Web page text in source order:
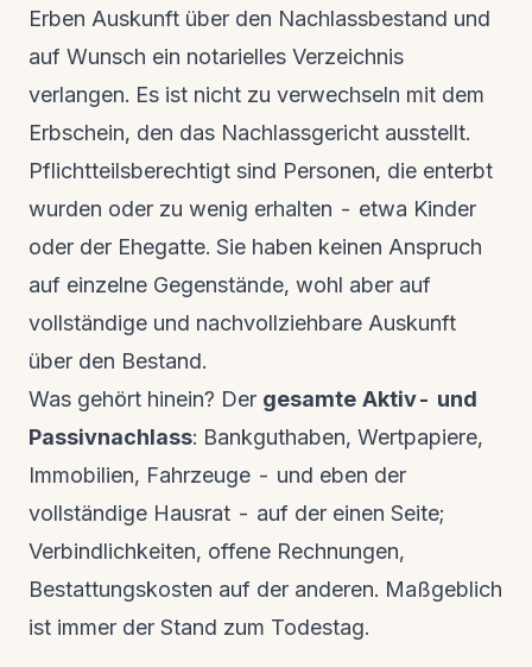
Erben Auskunft über den Nachlassbestand und
auf Wunsch ein notarielles Verzeichnis
verlangen. Es ist nicht zu verwechseln mit dem
Erbschein, den das Nachlassgericht ausstellt.
Pflichtteilsberechtigt sind Personen, die enterbt
wurden oder zu wenig erhalten - etwa Kinder
oder der Ehegatte. Sie haben keinen Anspruch
auf einzelne Gegenstände, wohl aber auf
vollständige und nachvollziehbare Auskunft
über den Bestand.
Was gehört hinein? Der gesamte Aktiv- und
Passivnachlass: Bankguthaben, Wertpapiere,
Immobilien, Fahrzeuge - und eben der
vollständige Hausrat - auf der einen Seite;
Verbindlichkeiten, offene Rechnungen,
Bestattungskosten auf der anderen. Maßgeblich
ist immer der Stand zum Todestag.